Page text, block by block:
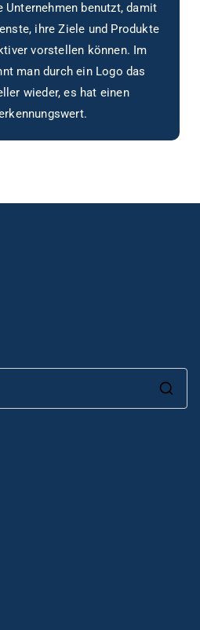
Unternehmen benutzt, damit
ihre Ziele und Produkte
vorstellen können. Im
man durch ein Logo das
wieder, es hat einen